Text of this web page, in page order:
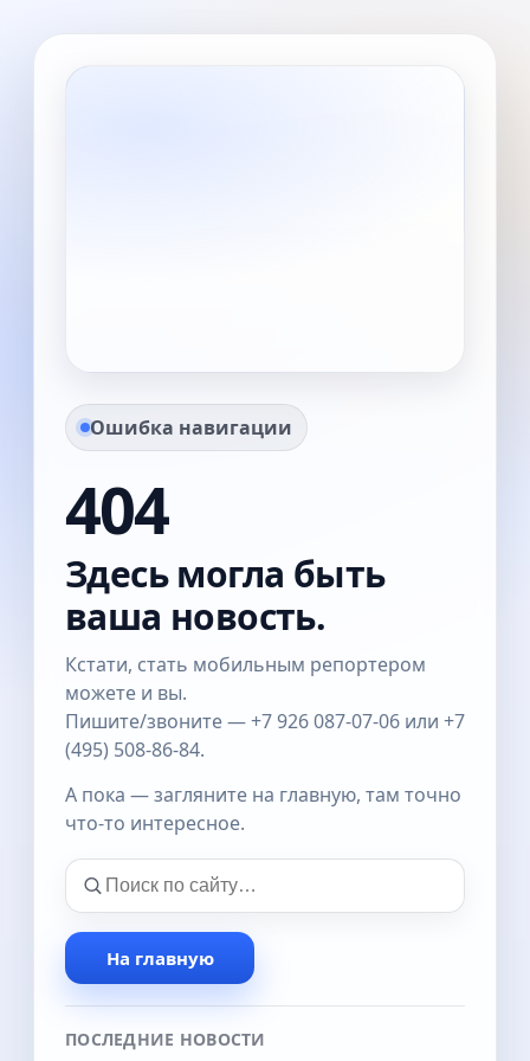
Ошибка навигации
404
Здесь могла быть
ваша новость.
Кстати, стать мобильным репортером
можете и вы.
Пишите/звоните — +7 926 087-07-06 или +7
(495) 508-86-84.
А пока — загляните на главную, там точно
что-то интересное.
На главную
ПОСЛЕДНИЕ НОВОСТИ